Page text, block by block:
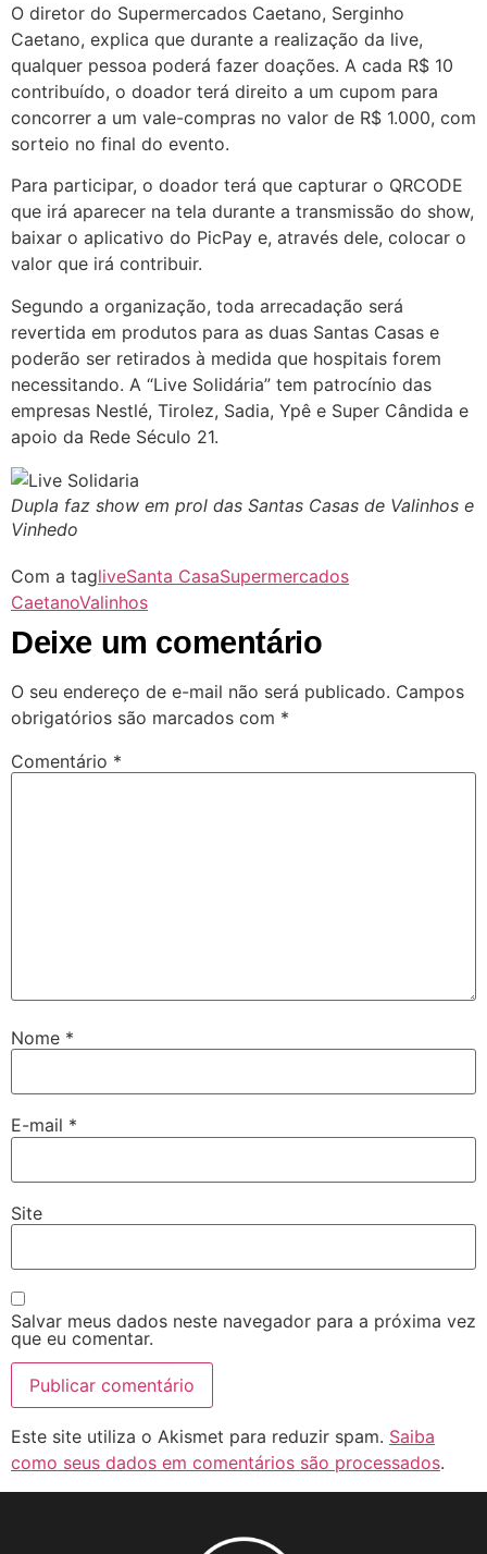
O diretor do Supermercados Caetano, Serginho
Caetano, explica que durante a realização da live,
qualquer pessoa poderá fazer doações. A cada R$ 10
contribuído, o doador terá direito a um cupom para
concorrer a um vale-compras no valor de R$ 1.000, com
sorteio no final do evento.
Para participar, o doador terá que capturar o QRCODE
que irá aparecer na tela durante a transmissão do show,
baixar o aplicativo do PicPay e, através dele, colocar o
valor que irá contribuir.
Segundo a organização, toda arrecadação será
revertida em produtos para as duas Santas Casas e
poderão ser retirados à medida que hospitais forem
necessitando. A “Live Solidária” tem patrocínio das
empresas Nestlé, Tirolez, Sadia, Ypê e Super Cândida e
apoio da Rede Século 21.
Dupla faz show em prol das Santas Casas de Valinhos e
Vinhedo
Com a tagliveSanta CasaSupermercados
CaetanoValinhos
Deixe um comentário
O seu endereço de e-mail não será publicado. Campos
obrigatórios são marcados com *
Comentário *
Nome *
E-mail *
Site
Salvar meus dados neste navegador para a próxima vez
que eu comentar.
Este site utiliza o Akismet para reduzir spam. Saiba
como seus dados em comentários são processados.